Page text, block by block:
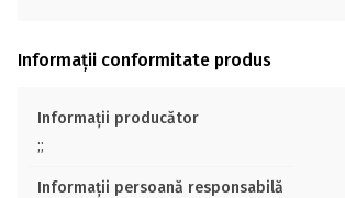
Informații conformitate produs
Informații producător
;;
Informații persoană responsabilă